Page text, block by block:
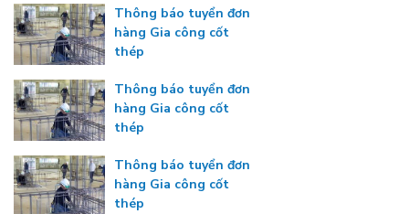
Thông báo tuyển đơn
hàng Gia công cốt
thép
Thông báo tuyển đơn
hàng Gia công cốt
thép
Thông báo tuyển đơn
hàng Gia công cốt
thép